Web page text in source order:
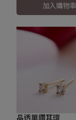
加入購物車
晶透單鑽耳環